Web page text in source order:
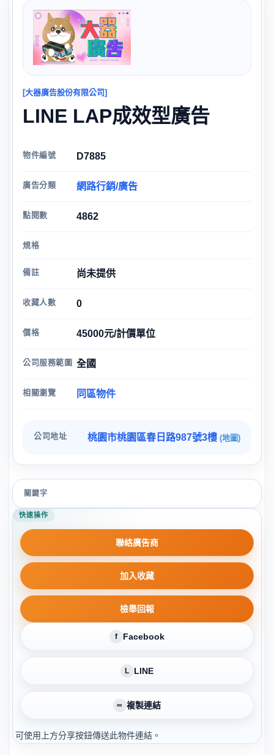
[大器廣告股份有限公司]
LINE LAP成效型廣告
物件編號 D7885
廣告分類 網路行銷/廣告
點閱數 4862
規格
備註 尚未提供
收藏人數 0
價格 45000元/計價單位
公司服務範圍 全國
相關瀏覽 同區物件
公司地址 桃園市桃園區春日路987號3樓 (地圖)
關鍵字
快速操作
聯絡廣告商
加入收藏
檢舉回報
f Facebook
L LINE
∞ 複製連結
可使用上方分享按鈕傳送此物件連結。